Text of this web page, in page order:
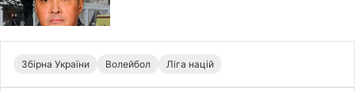
Збірна України Волейбол Ліга націй